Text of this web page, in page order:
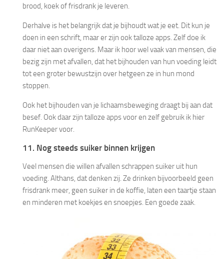
brood, koek of frisdrank je leveren.
Derhalve is het belangrijk dat je bijhoudt wat je eet. Dit kun je
doen in een schrift, maar er zijn ook talloze apps. Zelf doe ik
daar niet aan overigens. Maar ik hoor wel vaak van mensen, die
bezig zijn met afvallen, dat het bijhouden van hun voeding leidt
tot een groter bewustzijn over hetgeen ze in hun mond
stoppen.
Ook het bijhouden van je lichaamsbeweging draagt bij aan dat
besef. Ook daar zijn talloze apps voor en zelf gebruik ik hier
RunKeeper voor.
11. Nog steeds suiker binnen krijgen
Veel mensen die willen afvallen schrappen suiker uit hun
voeding. Althans, dat denken zij. Ze drinken bijvoorbeeld geen
frisdrank meer, geen suiker in de koffie, laten een taartje staan
en minderen met koekjes en snoepjes. Een goede zaak.